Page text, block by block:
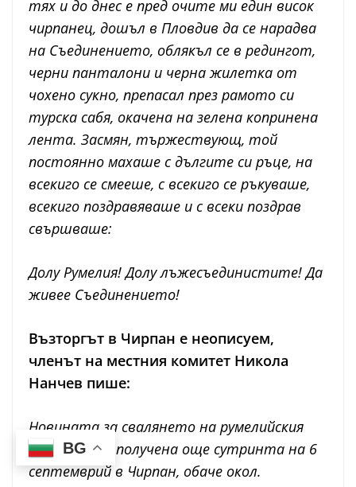
тях и до днес е пред очите ми един висок
чирпанец, дошъл в Пловдив да се нарадва
на Съединението, облякъл се в редингот,
черни панталони и черна жилетка от
чохено сукно, препасал през рамото си
турска сабя, окачена на зелена копринена
лента. Засмян, тържествующ, той
постоянно махаше с дългите си ръце, на
всекиго се смееше, с всекиго се ръкуваше,
всекиго поздравяваше и с всеки поздрав
свършваше:
Долу Румелия! Долу лъжесъединистите! Да
живее Съединението!
Възторгът в Чирпан е неописуем,
членът на местния комитет Никола
Нанчев пише:
Новината за свалянето на румелийския
паша е била получена още сутринта на 6
септемврий в Чирпан, обаче окол.
BG